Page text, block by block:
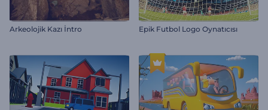
Arkeolojik Kazı İntro Epik Futbol Logo Oynatıcısı